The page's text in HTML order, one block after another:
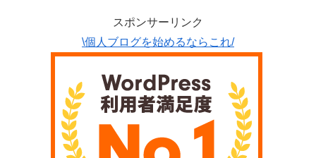
スポンサーリンク
\個人ブログを始めるならこれ/